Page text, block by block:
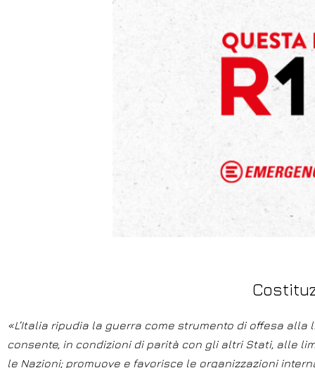
«L’Italia ripudia la guerra come strumento di offesa
consente, in condizioni di parità con gli altri Stati, alle
le Nazioni; promuove e favorisce le organizzazioni